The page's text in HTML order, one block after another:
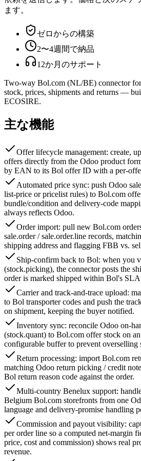
ます。
ゼロからの構築
2〜4週間で納品
12か月のサポート
Two-way Bol.com (NL/BE) connector
stock, prices, shipments and returns —
ECOSIRE.
主な機能
Offer lifecycle management: create,
offers directly from the Odoo product
by EAN to its Bol offer ID with a per-
Automated price sync: push Odoo
list-price or pricelist rules) to Bol.com
bundle/condition and delivery-code
always reflects Odoo.
Order import: pull new Bol.com
sale.order / sale.order.line records,
shipping address and flagging FBB vs.
Ship-confirm back to Bol: when you
(stock.picking), the connector posts the
order is marked shipped within Bol's
Carrier and track-and-trace upload:
to Bol transporter codes and push the
on shipment, keeping the buyer notified.
Inventory sync: reconcile Odoo on-
(stock.quant) to Bol.com offer stock on
configurable buffer to prevent overselling
Return processing: import Bol.com
matching Odoo return picking / credit
Bol return reason code against the order.
Multi-country Benelux support:
Belgium Bol.com storefronts from one
language and delivery-promise handling
Commission and payout visibility:
per order line so a computed net-margin
price, cost and commission) shows real
revenue.